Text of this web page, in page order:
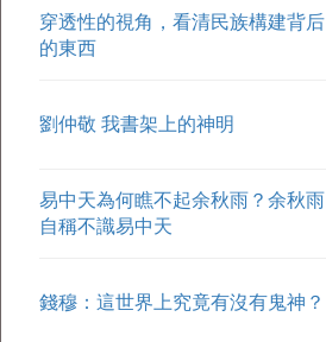
穿透性的視角，看清民族構建背后
的東西
劉仲敬 我書架上的神明
易中天為何瞧不起余秋雨？余秋雨
自稱不識易中天
錢穆：這世界上究竟有沒有鬼神？